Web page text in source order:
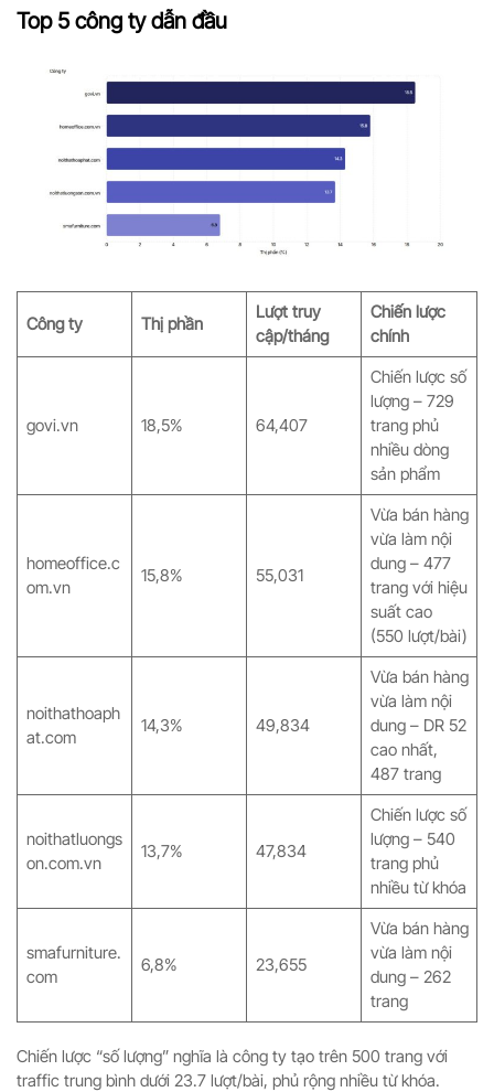
Top 5 công ty dẫn đầu
Công ty Thị phần
Lượt truy
cập/tháng
Chiến lược
chính
govi.vn 18,5% 64,407
Chiến lược số
lượng – 729
trang phủ
nhiều dòng
sản phẩm
homeoffice.c
om.vn
15,8% 55,031
Vừa bán hàng
vừa làm nội
dung – 477
trang với hiệu
suất cao
(550 lượt/bài)
noithathoaph
at.com
14,3% 49,834
Vừa bán hàng
vừa làm nội
dung – DR 52
cao nhất,
487 trang
noithatluongs
on.com.vn
13,7% 47,834
Chiến lược số
lượng – 540
trang phủ
nhiều từ khóa
smafurniture.
com
6,8% 23,655
Vừa bán hàng
vừa làm nội
dung – 262
trang
Chiến lược “số lượng” nghĩa là công ty tạo trên 500 trang với
traffic trung bình dưới 23.7 lượt/bài, phủ rộng nhiều từ khóa.